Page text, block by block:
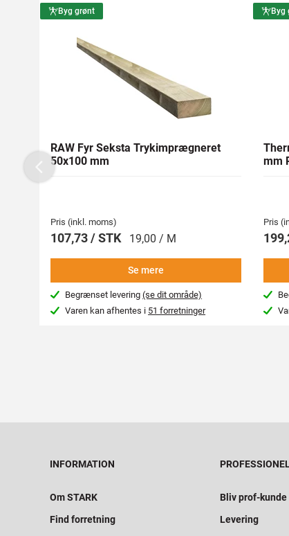
Byg grønt
RAW Fyr Seksta Trykimprægneret
50x100 mm
Pris (inkl. moms)
107,73 / STK 19,00 / M
Se mere
Begrænset levering(se dit område)
Varen kan afhentes i 51 forretninger
Byg
mm
Pris
Previous
INFORMATION
Om STARK
Find forretning
Bliv prof-kunde
Levering